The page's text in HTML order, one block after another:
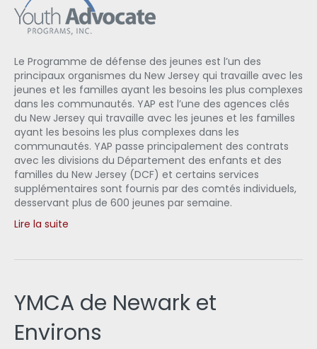
Le Programme de défense des jeunes est l’un des
principaux organismes du New Jersey qui travaille avec les
jeunes et les familles ayant les besoins les plus complexes
dans les communautés. YAP est l’une des agences clés
du New Jersey qui travaille avec les jeunes et les familles
ayant les besoins les plus complexes dans les
communautés. YAP passe principalement des contrats
avec les divisions du Département des enfants et des
familles du New Jersey (DCF) et certains services
supplémentaires sont fournis par des comtés individuels,
desservant plus de 600 jeunes par semaine.
Lire la suite
YMCA de Newark et
Environs